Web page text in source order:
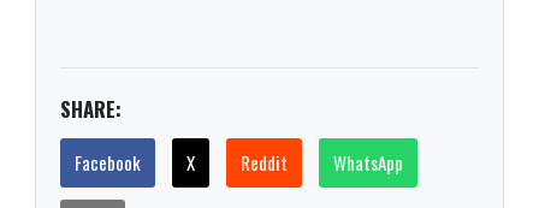
SHARE:
Facebook X Reddit WhatsApp